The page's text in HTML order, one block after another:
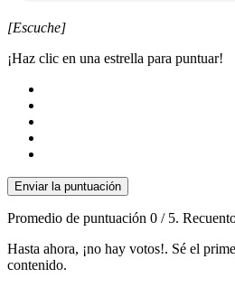
[Escuche]
¡Haz clic en una estrella para puntuar!
Enviar la puntuación
Promedio de puntuación 0 / 5.
Hasta ahora, ¡no hay votos!. Sé el
contenido.